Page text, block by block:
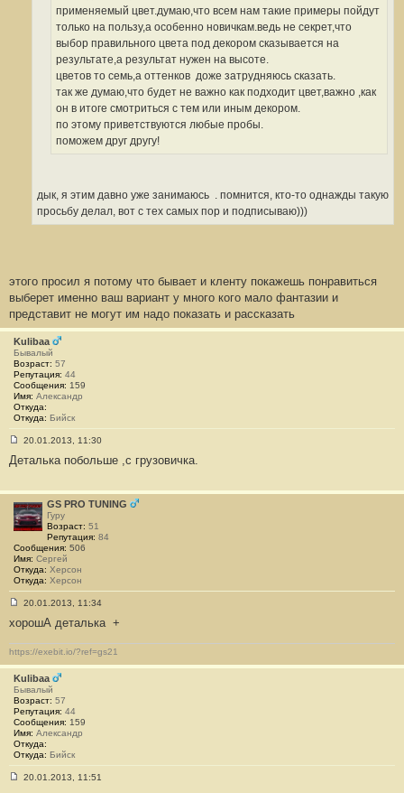
применяемый цвет.думаю,что всем нам такие примеры пойдут
только на пользу,а особенно новичкам.ведь не секрет,что
выбор правильного цвета под декором сказывается на
результате,а результат нужен на высоте.
цветов то семь,а оттенков доже затрудняюсь сказать.
так же думаю,что будет не важно как подходит цвет,важно ,как
он в итоге смотриться с тем или иным декором.
по этому приветствуются любые пробы.
поможем друг другу!
дык, я этим давно уже занимаюсь . помнится, кто-то однажды такую
просьбу делал, вот с тех самых пор и подписываю)))
этого просил я потому что бывает и кленту покажешь понравиться
выберет именно ваш вариант у много кого мало фантазии и
представит не могут им надо показать и рассказать
Kulibaa
Бывалый
Возраст: 57
Репутация: 44
Сообщения: 159
Имя: Александр
Откуда:
Откуда: Бийск
о
щ
е
н
и
#
6
4
2
20.01.2013, 11:30
Деталька побольше ,с грузовичка.
GS PRO TUNING
Гуру
Возраст: 51
Репутация: 84
Сообщения: 506
Имя: Сергей
Откуда: Херсон
Откуда: Херсон
о
б
щ
е
н
и
е
#
6
4
3
20.01.2013, 11:34
хорошА деталька +
https://exebit.io/?ref=gs21
Kulibaa
Бывалый
Возраст: 57
Репутация: 44
Сообщения: 159
Имя: Александр
Откуда:
Откуда: Бийск
20.01.2013, 11:51